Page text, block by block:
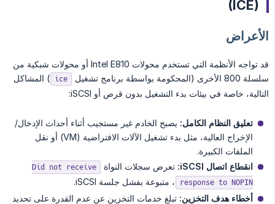
(ICE)
الأعراض
قد تواجه الأنظمة التي تستخدم محولات Intel E810 أو محولات شبكية من
سلسلة 800 الأخرى (المحكومة بواسطة برنامج تشغيل
ice ) المشاكل
التالية، خاصة في بيئات بدء التشغيل بدون قرص أو iSCSI:
تعليق النظام الكامل: يصبح الخادم غير مستجيب أثناء أحداث الإدخال/
الإخراج العالية، مثل بدء تشغيل الآلات الافتراضية (VM) أو نقل
الملفات الكبيرة.
انقطاع اتصال iSCSI:
تعرض سجلات النواة
Did not receive
response to NOPIN
، متبوعة بفشل جلسة iSCSI.
أخطاء هدف التخزين: تبلغ خدمات التخزين عن عدم القدرة على تحديد